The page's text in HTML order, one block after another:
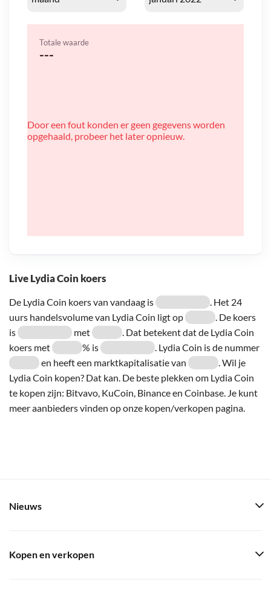
Live Lydia Coin koers
De Lydia Coin koers van vandaag is
. Het 24
uurs handelsvolume van Lydia Coin ligt op
. De koers
is
met
. Dat betekent dat de Lydia Coin
koers met
% is
. Lydia Coin is de nummer
en heeft een marktkapitalisatie van
. Wil je
Lydia Coin kopen? Dat kan. De beste plekken om Lydia Coin
te kopen zijn: Bitvavo, KuCoin, Binance en Coinbase. Je kunt
meer aanbieders vinden op onze kopen/verkopen pagina.
Totale waarde
---
Door een fout konden er geen gegevens worden
opgehaald, probeer het later opnieuw.
Nieuws
Kopen en verkopen